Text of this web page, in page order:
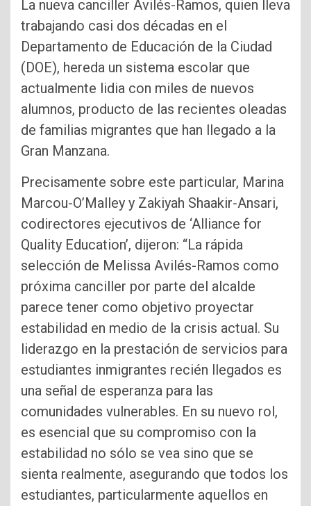
La nueva canciller Avilés-Ramos, quien lleva
trabajando casi dos décadas en el
Departamento de Educación de la Ciudad
(DOE), hereda un sistema escolar que
actualmente lidia con miles de nuevos
alumnos, producto de las recientes oleadas
de familias migrantes que han llegado a la
Gran Manzana.
Precisamente sobre este particular, Marina
Marcou-O’Malley y Zakiyah Shaakir-Ansari,
codirectores ejecutivos de ‘Alliance for
Quality Education’, dijeron: “La rápida
selección de Melissa Avilés-Ramos como
próxima canciller por parte del alcalde
parece tener como objetivo proyectar
estabilidad en medio de la crisis actual. Su
liderazgo en la prestación de servicios para
estudiantes inmigrantes recién llegados es
una señal de esperanza para las
comunidades vulnerables. En su nuevo rol,
es esencial que su compromiso con la
estabilidad no sólo se vea sino que se
sienta realmente, asegurando que todos los
estudiantes, particularmente aquellos en